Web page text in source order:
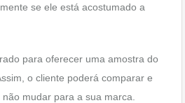
se ele está acostumado a
para oferecer uma amostra do
o cliente poderá comparar e
mudar para a sua marca.